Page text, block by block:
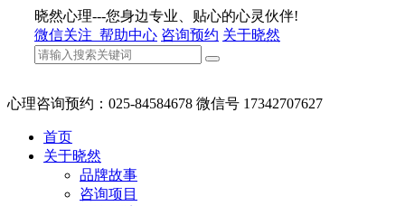
晓然心理---您身边专业、贴心的心灵伙伴!
微信关注 帮助中心 咨询预约 关于晓然
心理咨询预约：025-84584678 微信号 17342707627
首页
关于晓然
品牌故事
咨询项目